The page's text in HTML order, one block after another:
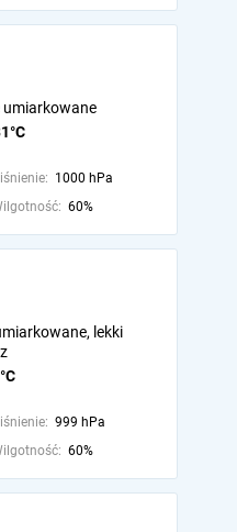
umiarkowane
1000 hPa
60%
lekki
999 hPa
60%